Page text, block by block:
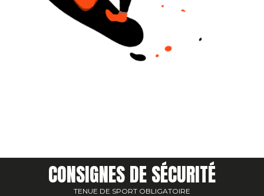
CONSIGNES DE SÉCURITÉ
TENUE DE SPORT OBLIGATOIRE